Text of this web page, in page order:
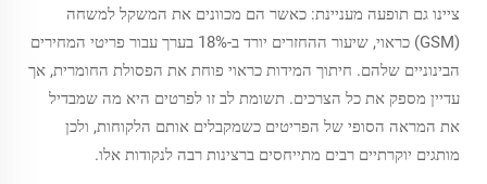
ציינו גם תופעה מעניינת: כאשר הם מכוונים את המשקל למשחה
(GSM) כראוי, שיעור ההחזרים יורד ב-18% בערך עבור פריטי המחירים
הבינוניים שלהם. חיתוך המידות כראוי פוחת את הפסולת החומרית, אך
עדיין מספק את כל הצרכים. תשומת לב זו לפרטים היא מה שמבדיל
את המראה הסופי של הפריטים כשמקבלים אותם הלקוחות, ולכן
מותגים יוקרתיים רבים מתייחסים ברצינות רבה לנקודות אלו.